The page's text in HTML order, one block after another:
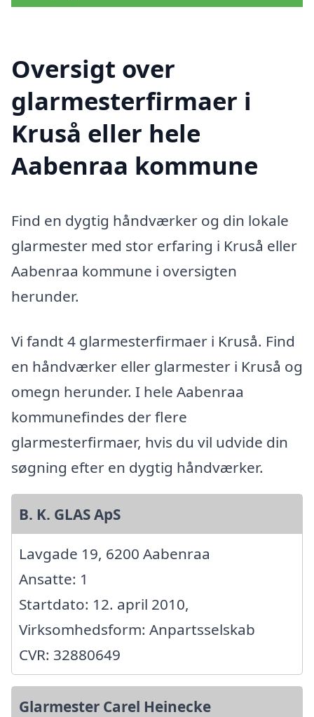
Oversigt over
glarmesterfirmaer i
Kruså eller hele
Aabenraa kommune
Find en dygtig håndværker og din lokale
glarmester med stor erfaring i Kruså eller
Aabenraa kommune i oversigten
herunder.
Vi fandt 4 glarmesterfirmaer i Kruså. Find
en håndværker eller glarmester i Kruså og
omegn herunder. I hele Aabenraa
kommunefindes der flere
glarmesterfirmaer, hvis du vil udvide din
søgning efter en dygtig håndværker.
B. K. GLAS ApS
Lavgade 19, 6200 Aabenraa
Ansatte: 1
Startdato: 12. april 2010,
Virksomhedsform: Anpartsselskab
CVR: 32880649
Glarmester Carel Heinecke